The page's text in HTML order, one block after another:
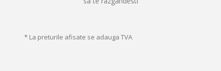
* La preturile afisate se adauga TVA